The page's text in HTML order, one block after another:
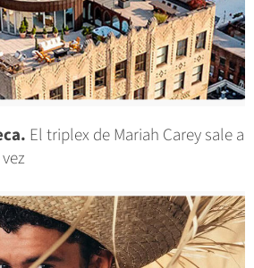
El triplex de Mariah Carey sale a